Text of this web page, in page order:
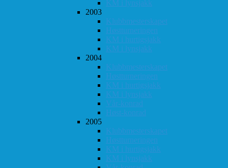
KM i lynsjakk
2003
Klubbmesterskapet
Høstturneringen
KM i hurtigsjakk
KM i lynsjakk
2004
Klubbmesterskapet
Høstturneringen
KM i hurtigsjakk
KM i lynsjakk
Vår-konrad
Høst-konrad
2005
Klubbmesterskapet
Høstturneringen
KM i hurtigsjakk
KM i lynsjakk